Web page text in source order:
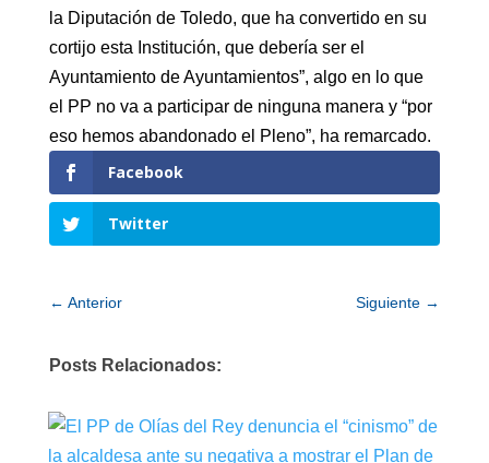
la Diputación de Toledo, que ha convertido en su
cortijo esta Institución, que debería ser el
Ayuntamiento de Ayuntamientos”, algo en lo que
el PP no va a participar de ninguna manera y “por
eso hemos abandonado el Pleno”, ha remarcado.
Facebook
Twitter
← Anterior Siguiente →
Posts Relacionados: